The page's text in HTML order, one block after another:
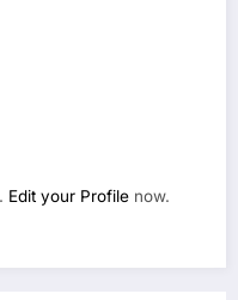
Edit your Profile now.